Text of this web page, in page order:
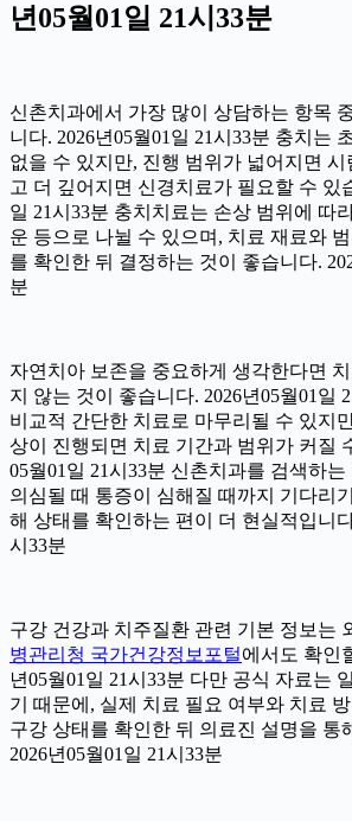
년05월01일 21시33분
신촌치과에서 가장 많이 상담하는 항목
니다. 2026년05월01일 21시33분 충치는
없을 수 있지만, 진행 범위가 넓어지면 시
고 더 깊어지면 신경치료가 필요할 수 있
일 21시33분 충치치료는 손상 범위에 따
운 등으로 나뉠 수 있으며, 치료 재료와
를 확인한 뒤 결정하는 것이 좋습니다.
분
자연치아 보존을 중요하게 생각한다면
지 않는 것이 좋습니다. 2026년05월01일
비교적 간단한 치료로 마무리될 수 있지
상이 진행되면 치료 기간과 범위가 커질
05월01일 21시33분 신촌치과를 검색하
의심될 때 통증이 심해질 때까지 기다리
해 상태를 확인하는 편이 더 현실적입니
시33분
구강 건강과 치주질환 관련 기본 정보는
병관리청 국가건강정보포털에서도 확인
년05월01일 21시33분 다만 공식 자료는
기 때문에, 실제 치료 필요 여부와 치료
구강 상태를 확인한 뒤 의료진 설명을 통
2026년05월01일 21시33분